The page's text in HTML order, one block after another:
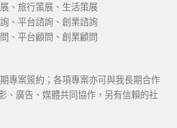
、旅行策展、生活策展
、平台諮詢、創業諮詢
、平台顧問、創業顧問
專案簽約；各項專案亦可與我長期合作
、廣告、媒體共同協作，另有信賴的社